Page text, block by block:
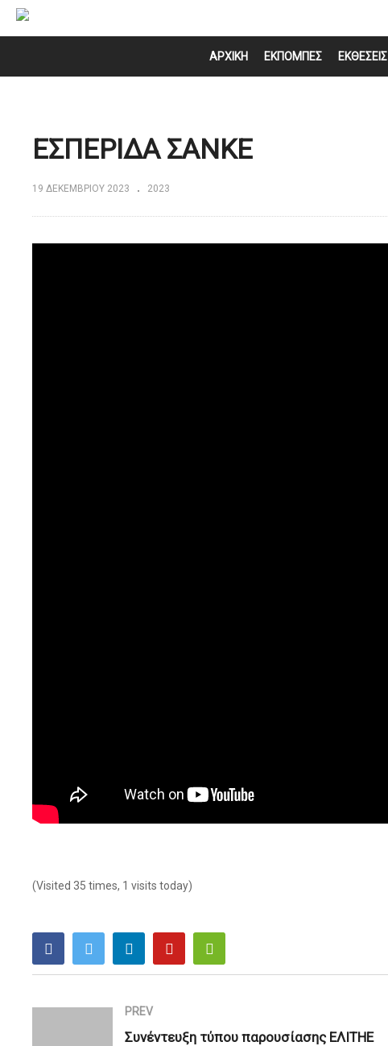
ΑΡΧΙΚΗ ΕΚΠΟΜΠΕΣ ΕΚΘΕΣΕΙΣ
ΕΣΠΕΡΙΔΑ ΣΑΝΚΕ
19 ΔΕΚΕΜΒΡΊΟΥ 2023 2023
(Visited 35 times, 1 visits today)
PREV
Συνέντευξη τύπου παρουσίασης ΕΛΙΤΗΕ